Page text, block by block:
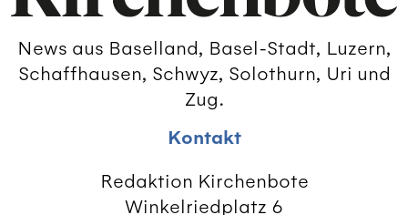
News aus Baselland, Basel-Stadt, Luzern,
Schaffhausen, Schwyz, Solothurn, Uri und
Zug.
Kontakt
Redaktion Kirchenbote
Winkelriedplatz 6